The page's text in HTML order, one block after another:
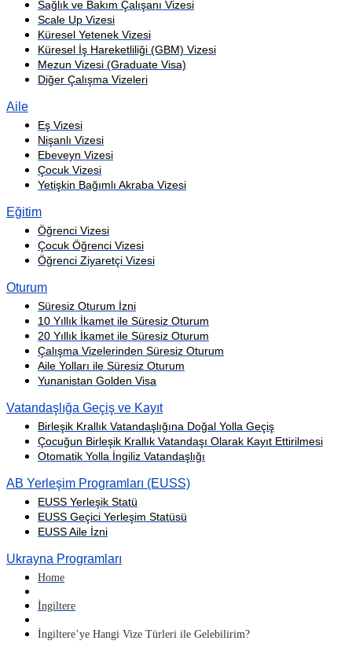
Sağlık ve Bakım Çalışanı Vizesi
Scale Up Vizesi
Küresel Yetenek Vizesi
Küresel İş Hareketliliği (GBM) Vizesi
Mezun Vizesi (Graduate Visa)
Diğer Çalışma Vizeleri
Aile
Eş Vizesi
Nişanlı Vizesi
Ebeveyn Vizesi
Çocuk Vizesi
Yetişkin Bağımlı Akraba Vizesi
Eğitim
Öğrenci Vizesi
Çocuk Öğrenci Vizesi
Öğrenci Ziyaretçi Vizesi
Oturum
Süresiz Oturum İzni
10 Yıllık İkamet ile Süresiz Oturum
20 Yıllık İkamet ile Süresiz Oturum
Çalışma Vizelerinden Süresiz Oturum
Aile Yolları ile Süresiz Oturum
Yunanistan Golden Visa
Vatandaşlığa Geçiş ve Kayıt
Birleşik Krallık Vatandaşlığına Doğal Yolla Geçiş
Çocuğun Birleşik Krallık Vatandaşı Olarak Kayıt Ettirilmesi
Otomatik Yolla İngiliz Vatandaşlığı
AB Yerleşim Programları (EUSS)
EUSS Yerleşik Statü
EUSS Geçici Yerleşim Statüsü
EUSS Aile İzni
Ukrayna Programları
Home
İngiltere
İngiltere’ye Hangi Vize Türleri ile Gelebilirim?